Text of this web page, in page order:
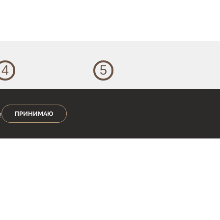
4
все детали,
оплату,
к работе.
5
Доставка
изготавливаем
ПРИНИМАЮ